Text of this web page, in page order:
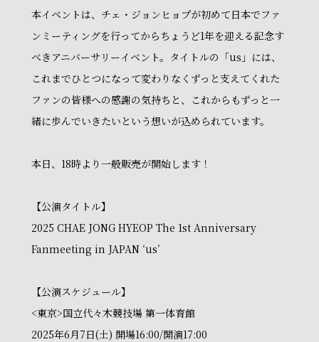
本イベントは、チェ・ジョンヒョプが初めて日本でファ
ンミーティングを行ってからちょうど1年を迎える記念す
べきアニバーサリーイベント。タイトルの「us」には、
これまでひとつになって変わりなくずっと支えてくれた
ファンの皆様への感謝の気持ちと、これからもずっと一
緒に歩んでいきたいという想いが込められています。
本日、18時より一般販売が開始します！
【公演タイトル】
2025 CHAE JONG HYEOP The 1st Anniversary
Fanmeeting in JAPAN ‘us’
【公演スケジュール】
<東京>国立代々木競技場 第一体育館
2025年6月7日(土) 開場16:00/開演17:00